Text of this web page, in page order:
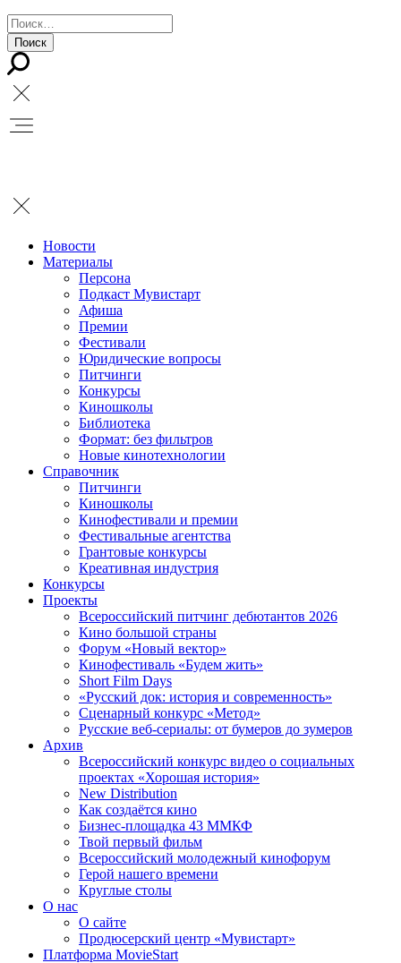
Новости
Материалы
Персона
Подкаст Мувистарт
Афиша
Премии
Фестивали
Юридические вопросы
Питчинги
Конкурсы
Киношколы
Библиотека
Формат: без фильтров
Новые кинотехнологии
Справочник
Питчинги
Киношколы
Кинофестивали и премии
Фестивальные агентства
Грантовые конкурсы
Креативная индустрия
Конкурсы
Проекты
Всероссийский питчинг дебютантов 2026
Кино большой страны
Форум «Новый вектор»
Кинофестиваль «Будем жить»
Short Film Days
«Русский док: история и современность»
Сценарный конкурс «Метод»
Русские веб-сериалы: от бумеров до зумеров
Архив
Всероссийский конкурс видео о социальных
проектах «Хорошая история»
New Distribution
Как создаётся кино
Бизнес-площадка 43 ММКФ
Твой первый фильм
Всероссийский молодежный кинофорум
Герой нашего времени
Круглые столы
О нас
О сайте
Продюсерский центр «Мувистарт»
Платформа MovieStart